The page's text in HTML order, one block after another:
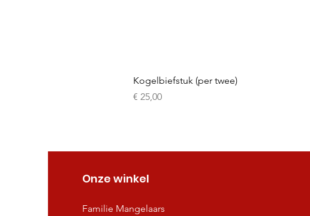
Kogelbiefstuk (per twee)
Prijs
€ 25,00
Onze winkel
Familie Mangelaars